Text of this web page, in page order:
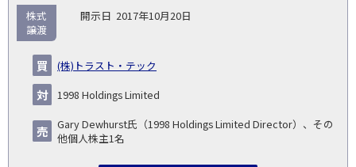
示
い
企
業・
事業
り
▽
2017年10月20日
(株)トラスト・テック
1998 Holdings Limited
Gary Dewhurst氏（1998 Holdings Limited Director）、その
他個人株主1名
株式
譲渡